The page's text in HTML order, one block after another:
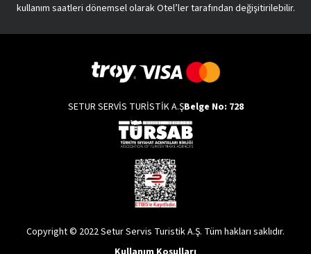
kullanım saatleri dönemsel olarak Otel’ler tarafından değişitirilebilir.
SETUR SERVİS TURİSTİK A.ŞBelge No: 728
Copyright © 2022 Setur Servis Turistik A.Ş. Tüm hakları saklıdır.